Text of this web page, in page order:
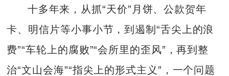
十多年来，从抓“天价”月饼、公款贺年
卡、明信片等小事小节，到遏制“舌尖上的浪
费”“车轮上的腐败”“会所里的歪风”，再到整
治“文山会海”“指尖上的形式主义”，一个问题